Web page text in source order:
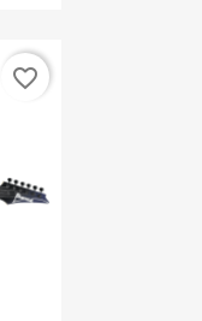
favorite_border